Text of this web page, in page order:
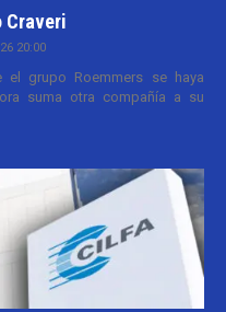
Craveri
20:00
grupo Roemmers se haya
suma otra compañía a su